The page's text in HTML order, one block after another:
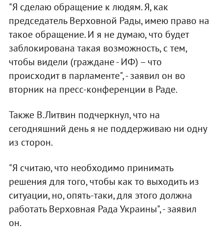
"Я сделаю обращение к людям. Я, как
председатель Верховной Рады, имею право на
такое обращение. И я не думаю, что будет
заблокирована такая возможность, с тем,
чтобы видели (граждане - ИФ) – что
происходит в парламенте", - заявил он во
вторник на пресс-конференции в Раде.
Также В.Литвин подчеркнул, что на
сегодняшний день я не поддерживаю ни одну
из сторон.
"Я считаю, что необходимо принимать
решения для того, чтобы как то выходить из
ситуации, но, опять-таки, для этого должна
работать Верховная Рада Украины", - заявил
он.